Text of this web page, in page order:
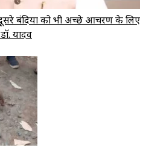
दूसरे बंदियों को भी अच्छे आचरण के लिए
यादव